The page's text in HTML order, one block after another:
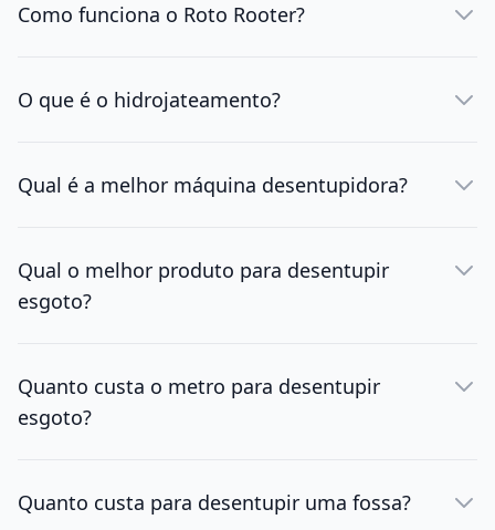
Como funciona o Roto Rooter?
O que é o hidrojateamento?
Qual é a melhor máquina desentupidora?
Qual o melhor produto para desentupir
esgoto?
Quanto custa o metro para desentupir
esgoto?
Quanto custa para desentupir uma fossa?